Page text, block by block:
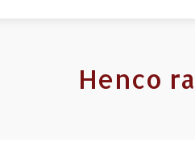
Henco